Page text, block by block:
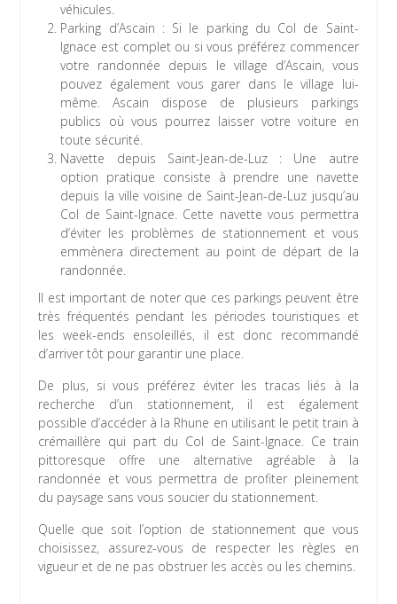
véhicules.
Parking d’Ascain : Si le parking du Col de Saint-
Ignace est complet ou si vous préférez commencer
votre randonnée depuis le village d’Ascain, vous
pouvez également vous garer dans le village lui-
même. Ascain dispose de plusieurs parkings
publics où vous pourrez laisser votre voiture en
toute sécurité.
Navette depuis Saint-Jean-de-Luz : Une autre
option pratique consiste à prendre une navette
depuis la ville voisine de Saint-Jean-de-Luz jusqu’au
Col de Saint-Ignace. Cette navette vous permettra
d’éviter les problèmes de stationnement et vous
emmènera directement au point de départ de la
randonnée.
Il est important de noter que ces parkings peuvent être
très fréquentés pendant les périodes touristiques et
les week-ends ensoleillés, il est donc recommandé
d’arriver tôt pour garantir une place.
De plus, si vous préférez éviter les tracas liés à la
recherche d’un stationnement, il est également
possible d’accéder à la Rhune en utilisant le petit train à
crémaillère qui part du Col de Saint-Ignace. Ce train
pittoresque offre une alternative agréable à la
randonnée et vous permettra de profiter pleinement
du paysage sans vous soucier du stationnement.
Quelle que soit l’option de stationnement que vous
choisissez, assurez-vous de respecter les règles en
vigueur et de ne pas obstruer les accès ou les chemins.